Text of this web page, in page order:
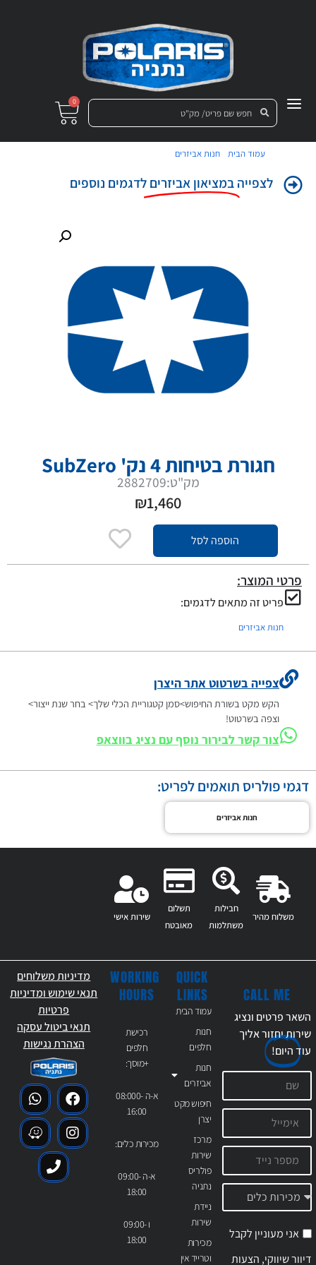
0
עמוד הבית /חנות אביזרים
לצפייהבמציאון אביזרים לדגמים נוספים
חגורת בטיחות 4 נק' SubZero
מק"ט:2882709
₪1,460
הוספה לסל
פרטי המוצר:
פריט זה מתאים לדגמים:
חנות אביזרים
צפייה בשרטוט אתר היצרן
הקש מקט בשורת החיפוש>סמן קטגוריית הכלי שלך> בחר שנת ייצור>
וצפה בשרטוט!
צור קשר לבירור נוסף עם נציג בווצאפ
דגמי פולריס תואמים לפריט:
חנות אביזרים
משלוח מהיר
חבילות
משתלמות
תשלום
מאובטח
שירות אישי
QUICK
LINKS
עמוד הבית
חנות
חלפים
חנות
אביזרים
חיפוש מקט
יצרן
מרכז
שירות
פולריס
נתניה
ניידת
שירות
מכירות
וטרייד אין
WORKING
HOURS
רכישת
חלפים
+מוסך:
א-ה 08:000-
16:00
מכירות כלים:
א-ה 09:00-
18:00
ו 09:00-
18:00
CALL ME
השאר פרטים ונציג
שירות יחזור אליך
עודהיום!
אני מעוניין לקבל
דיוור שיווקי, הצעות
מדיניות משלוחים
תנאי שימוש ומדיניות
פרטיות
תנאי ביטול עסקה
הצהרת נגישות